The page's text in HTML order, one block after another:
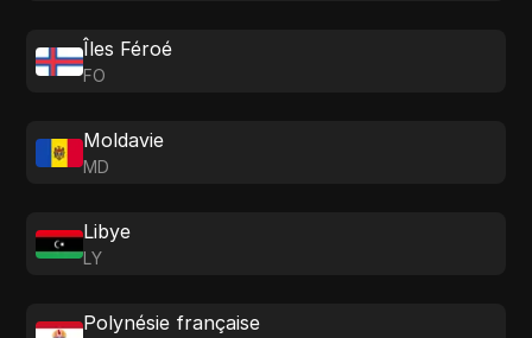
Îles Féroé
FO
Moldavie
MD
Libye
LY
Polynésie française